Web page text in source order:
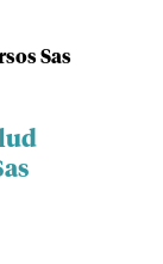
Sas